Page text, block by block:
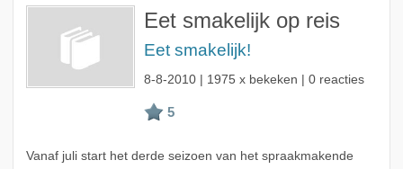
Eet smakelijk op reis
Eet smakelijk!
8-8-2010| 1975 x bekeken | 0 reacties
Vanaf juli start het derde seizoen van het spraakmakende